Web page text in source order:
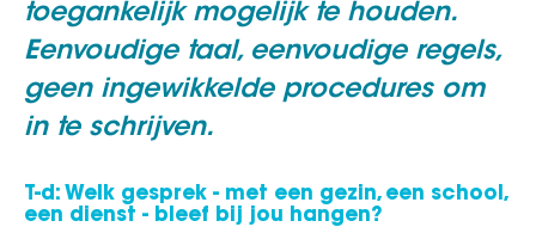
toegankelijk mogelijk te houden.
Eenvoudige taal, eenvoudige regels,
geen ingewikkelde procedures om
in te schrijven.
T-d: Welk gesprek - met een gezin, een school,
een dienst - bleef bij jou hangen?